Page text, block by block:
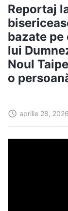
Reportaj
bazate pe
lui
Noul
o
aprilie 28, 2026